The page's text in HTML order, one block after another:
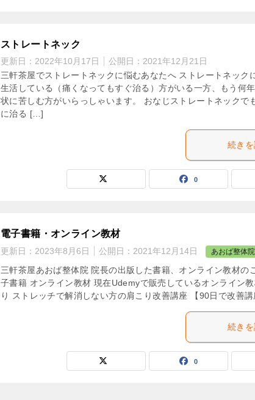
ストレートネック
更新日： 2022年10月17日 公開日： 2021年12月21日
三軒茶屋でストレートネックに悩むあなたへ ストレートネック
生活している（痛くなってもすぐ治る）方がいる一方、もう何
状に苦しむ方がいらっしゃいます。 おなじストレートネックで
に治る […]
続き
0
電子書籍・オンライン教材
更新日： 2023年8月6日 公開日： 2021年12月14日 あおば整体
三軒茶屋あおば整体院 院長の出版した書籍、オンライン教材の
子書籍 オンライン教材 現在Udemyで販売しているオンライン
り ストレッチで解消しない方の肩こり改善講座 【90日で改善
続き
0